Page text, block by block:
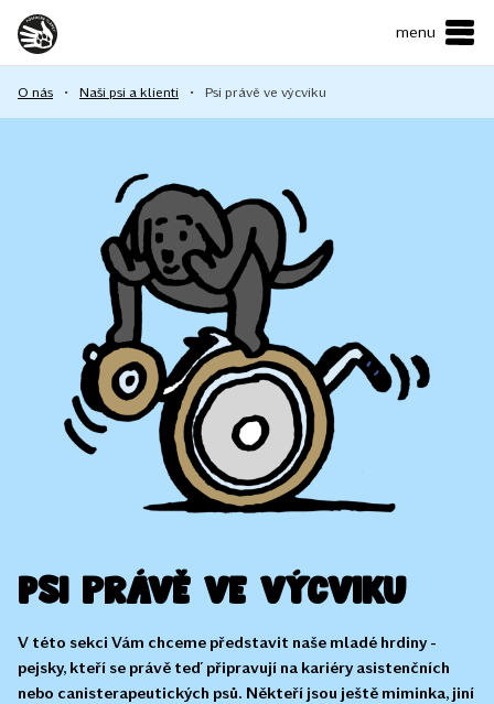
menu
O NÁS
JAK MŮŽETE POMOCI?
KONTAKTY
E-shop
Podpořit
O nás • Naši psi a klienti • Psi právě ve výcviku
Psi právě ve výcviku
V této sekci Vám chceme představit naše mladé hrdiny -
pejsky, kteří se právě teď připravují na kariéry asistenčních
nebo canisterapeutických psů. Někteří jsou ještě miminka, jiní